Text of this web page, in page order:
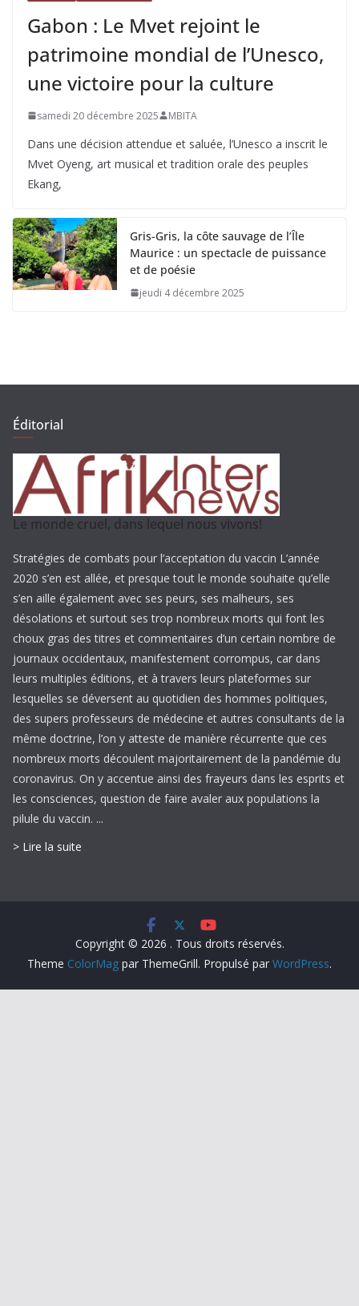
Gabon : Le Mvet rejoint le
patrimoine mondial de l’Unesco,
une victoire pour la culture
samedi 20 décembre 2025 MBITA
Dans une décision attendue et saluée, l’Unesco a inscrit le
Mvet Oyeng, art musical et tradition orale des peuples
Ekang,
Gris-Gris, la côte sauvage de l’Île
Maurice : un spectacle de puissance
et de poésie
jeudi 4 décembre 2025
Éditorial
Le monde cruel, dans lequel nous vivons!
Stratégies de combats pour l’acceptation du vaccin L’année
2020 s’en est allée, et presque tout le monde souhaite qu’elle
s’en aille également avec ses peurs, ses malheurs, ses
désolations et surtout ses trop nombreux morts qui font les
choux gras des titres et commentaires d’un certain nombre de
journaux occidentaux, manifestement corrompus, car dans
leurs multiples éditions, et à travers leurs plateformes sur
lesquelles se déversent au quotidien des hommes politiques,
des supers professeurs de médecine et autres consultants de la
même doctrine, l’on y atteste de manière récurrente que ces
nombreux morts découlent majoritairement de la pandémie du
coronavirus. On y accentue ainsi des frayeurs dans les esprits et
les consciences, question de faire avaler aux populations la
pilule du vaccin. ...
> Lire la suite
Copyright © 2026 . Tous droits réservés.
Theme ColorMag par ThemeGrill. Propulsé par WordPress.